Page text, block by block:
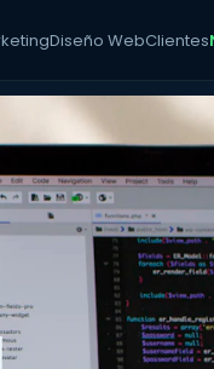
Diseño WebClientes